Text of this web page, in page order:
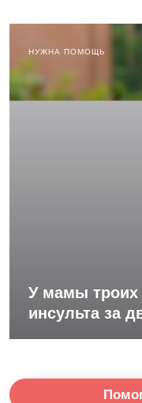
НУЖНА ПОМОЩЬ
У мамы троих
инсульта за